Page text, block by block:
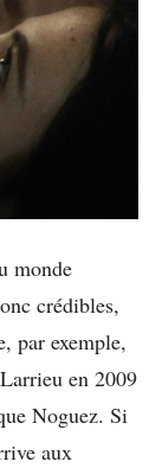
monde
crédibles,
par exemple,
en 2009
Noguez. Si
aux